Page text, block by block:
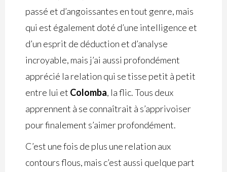
passé et d’angoissantes en tout genre, mais
qui est également doté d’une intelligence et
d’un esprit de déduction et d’analyse
incroyable, mais j’ai aussi profondément
apprécié la relation qui se tisse petit à petit
entre lui et Colomba, la flic. Tous deux
apprennent à se connaîtrait à s’apprivoiser
pour finalement s’aimer profondément.
C’est une fois de plus une relation aux
contours flous, mais c’est aussi quelque part